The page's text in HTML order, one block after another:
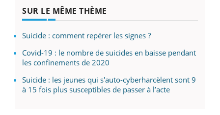
SUR LE MÊME THÈME
Suicide : comment repérer les signes ?
Covid-19 : le nombre de suicides en baisse pendant
les confinements de 2020
Suicide : les jeunes qui s'auto-cyberharcèlent sont 9
à 15 fois plus susceptibles de passer à l’acte